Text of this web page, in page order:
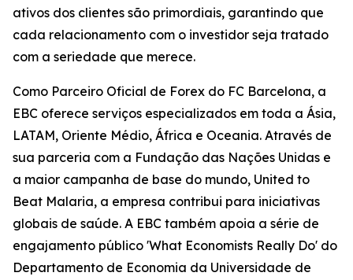
ativos dos clientes são primordiais, garantindo que
cada relacionamento com o investidor seja tratado
com a seriedade que merece.
Como Parceiro Oficial de Forex do FC Barcelona, a
EBC oferece serviços especializados em toda a Ásia,
LATAM, Oriente Médio, África e Oceania. Através de
sua parceria com a Fundação das Nações Unidas e
a maior campanha de base do mundo, United to
Beat Malaria, a empresa contribui para iniciativas
globais de saúde. A EBC também apoia a série de
engajamento público 'What Economists Really Do' do
Departamento de Economia da Universidade de